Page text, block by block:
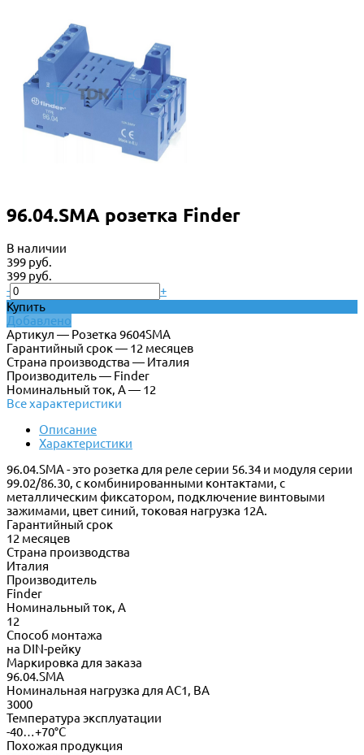
96.04.SMA розетка Finder
В наличии
399 руб.
399 руб.
-
+
Купить
Добавлено
Артикул — Розетка 9604SMA
Гарантийный срок — 12 месяцев
Страна производства — Италия
Производитель — Finder
Номинальный ток, А — 12
Все характеристики
Описание
Характеристики
96.04.SMA - это розетка для реле серии 56.34 и модуля серии
99.02/86.30, с комбинированными контактами, с
металлическим фиксатором, подключение винтовыми
зажимами, цвет синий, токовая нагрузка 12А.
Гарантийный срок
12 месяцев
Страна производства
Италия
Производитель
Finder
Номинальный ток, А
12
Способ монтажа
на DIN-рейку
Маркировка для заказа
96.04.SMA
Номинальная нагрузка для AC1, ВА
3000
Температура эксплуатации
-40…+70°C
Похожая продукция